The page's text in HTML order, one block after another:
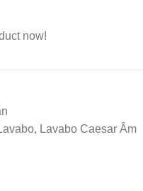
now!
Lavabo Caesar Âm